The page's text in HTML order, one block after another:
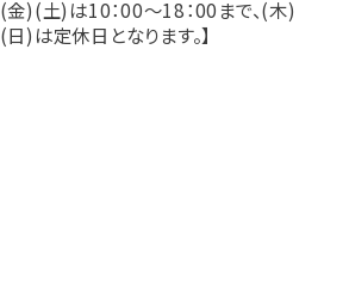
(金)(土)は10：00～18：00まで、(木)
(日)は定休日となります。】